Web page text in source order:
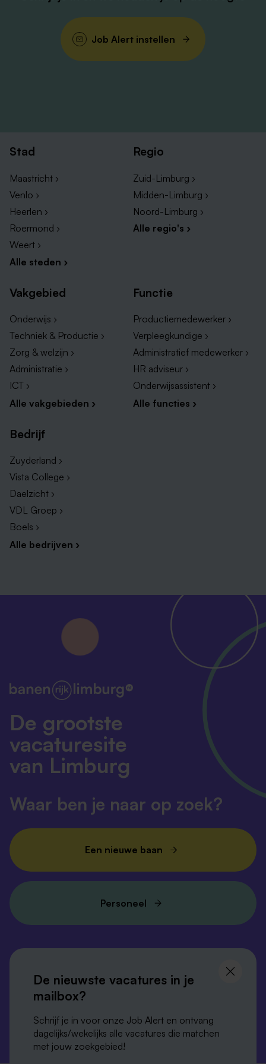
Job Alert instellen
Stad
Maastricht ›
Venlo ›
Heerlen ›
Roermond ›
Weert ›
Alle steden ›
Regio
Zuid-Limburg ›
Midden-Limburg ›
Noord-Limburg ›
Alle regio's ›
Vakgebied
Onderwijs ›
Techniek & Productie ›
Zorg & welzijn ›
Administratie ›
ICT ›
Alle vakgebieden ›
Functie
Productiemedewerker ›
Verpleegkundige ›
Administratief medewerker ›
HR adviseur ›
Onderwijsassistent ›
Alle functies ›
Bedrijf
Zuyderland ›
Vista College ›
Daelzicht ›
VDL Groep ›
Boels ›
Alle bedrijven ›
De grootste
vacaturesite
van Limburg
Waar ben je naar op zoek?
Een nieuwe baan
Personeel
blijf op de hoogte
De nieuwste vacatures in je
mailbox?
Schrijf je in voor onze Job Alert en ontvang
dagelijks/wekelijks alle vacatures die matchen
met jouw zoekgebied!